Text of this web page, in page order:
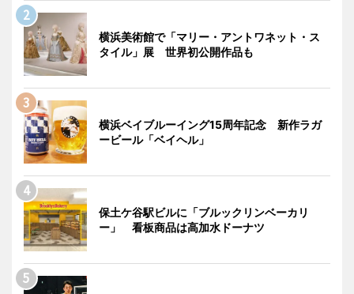
横浜美術館で「マリー・アントワネット・ス
タイル」展 世界初公開作品も
横浜ベイブルーイング15周年記念 新作ラガ
ービール「ベイヘル」
保土ケ谷駅ビルに「ブルックリンベーカリ
ー」 看板商品は高加水ドーナツ